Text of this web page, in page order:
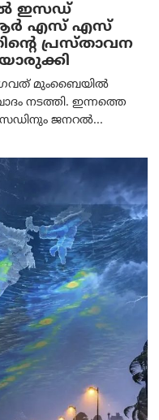
ഇസഡ്
ആര്‍ എസ് എസ്
പ്രസ്താവന
മുംബൈയിൽ
നടത്തി. ഇന്നത്തെ
ജനറൽ...